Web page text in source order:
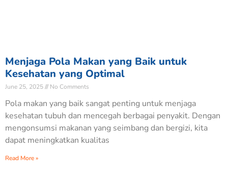
Menjaga Pola Makan yang Baik untuk
Kesehatan yang Optimal
June 25, 2025 No Comments
Pola makan yang baik sangat penting untuk menjaga
kesehatan tubuh dan mencegah berbagai penyakit. Dengan
mengonsumsi makanan yang seimbang dan bergizi, kita
dapat meningkatkan kualitas
Read More »